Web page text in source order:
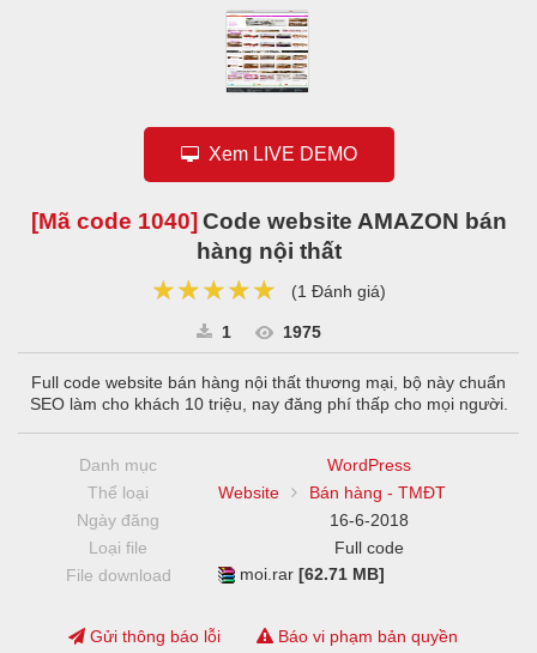
Xem LIVE DEMO
[Mã code 1040] Code website AMAZON bán
hàng nội thất
★★★★★
★★★★★
★★★★★ (1 Đánh giá)
1 1975
Full code website bán hàng nội thất thương mại, bộ này chuẩn
SEO làm cho khách 10 triệu, nay đăng phí thấp cho mọi người.
Danh mục
WordPress
Thể loại
Website
Bán hàng - TMĐT
Ngày đăng
16-6-2018
Loại file
Full code
File download
moi.rar[62.71 MB]
Gửi thông báo lỗi Báo vi phạm bản quyền